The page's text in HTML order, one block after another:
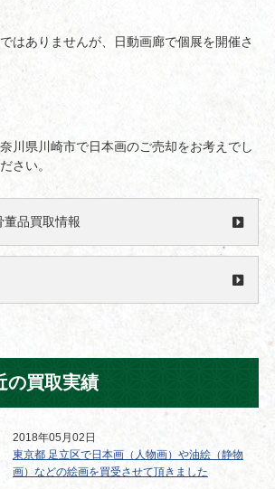
はありませんが、日動画廊で個展を開催さ
川県川崎市で日本画のご売却をお考えでし
さい。
董品買取情報
の買取実績
2018年05月02日
東京都 足立区で日本画（人物画）や油絵（静物
画）などの絵画を買受させて頂きました